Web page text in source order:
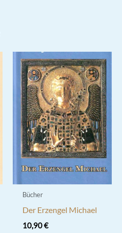
Bücher
Der Erzengel Michael
10,90€